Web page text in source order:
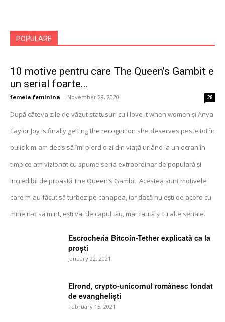
POPULARE
10 motive pentru care The Queen’s Gambit e
un serial foarte...
femeia feminina - November 29, 2020 28
După câteva zile de văzut statusuri cu I love it when women și Anya
Taylor Joy is finally getting the recognition she deserves peste tot în
bulicik m-am decis să îmi pierd o zi din viață urlând la un ecran în
timp ce am vizionat cu spume seria extraordinar de populară și
incredibil de proastă The Queen’s Gambit. Acestea sunt motivele
care m-au făcut să turbez pe canapea, iar dacă nu ești de acord cu
mine n-o să mint, ești vai de capul tău, mai caută și tu alte seriale.
Escrocheria Bitcoin-Tether explicată ca la
proști
January 22, 2021
Elrond, crypto-unicornul românesc fondat
de evangheliști
February 15, 2021